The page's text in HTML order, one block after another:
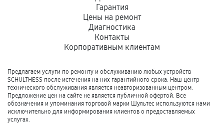
Гарантия
Цены на ремонт
Диагностика
Контакты
Корпоративным клиентам
Предлагаем услуги по ремонту и обслуживанию любых устройств
SCHULTHESS после истечения на них гарантийного срока. Наш центр
технического обслуживания является неавторизованным центром.
Предложение цен на сайте не является публичной офертой. Все
обозначения и упоминания торговой марки Шультес используются нами
исключительно для информирования клиентов о предоставляемых
услугах.